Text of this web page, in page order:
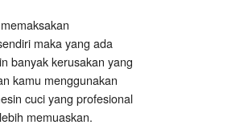
maka yang ada
banyak kerusakan yang
kamu menggunakan
cuci yang profesional
memuaskan.